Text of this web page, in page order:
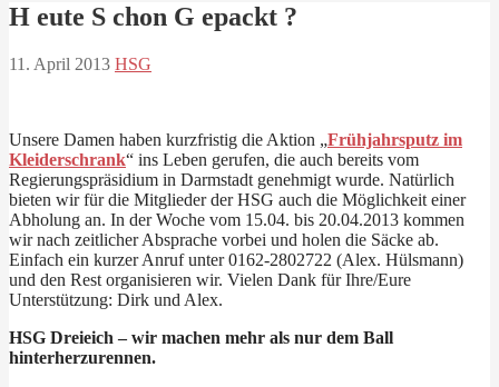
H eute S chon G epackt ?
11. April 2013 HSG
Unsere Damen haben kurzfristig die Aktion „Frühjahrsputz im
Kleiderschrank“ ins Leben gerufen, die auch bereits vom
Regierungspräsidium in Darmstadt genehmigt wurde. Natürlich
bieten wir für die Mitglieder der HSG auch die Möglichkeit einer
Abholung an. In der Woche vom 15.04. bis 20.04.2013 kommen
wir nach zeitlicher Absprache vorbei und holen die Säcke ab.
Einfach ein kurzer Anruf unter 0162-2802722 (Alex. Hülsmann)
und den Rest organisieren wir. Vielen Dank für Ihre/Eure
Unterstützung: Dirk und Alex.
HSG Dreieich – wir machen mehr als nur dem Ball
hinterherzurennen.